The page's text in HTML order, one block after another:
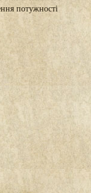
потужності